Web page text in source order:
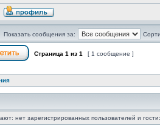
Показать сообщения за:
Страница 1 из 1 [ 1 сообщение ]
нет зарегистрированных пользователей и